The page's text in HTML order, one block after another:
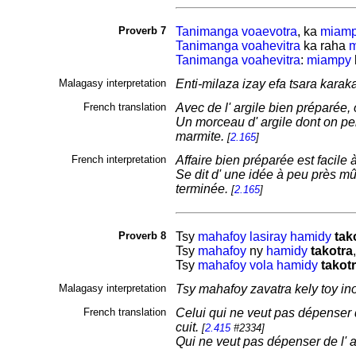
Proverb 7 Tanimanga voaevotra, ka
Tanimanga voahevitra ka raha
Tanimanga voahevitra: miampy
Malagasy interpretation Enti-milaza izay efa tsara
French translation
Avec de l' argile bien
Un morceau d' argile dont on
marmite. [2.165]
French interpretation
Affaire bien préparée est facile
Se dit d' une idée à peu près
terminée. [2.165]
Proverb 8 Tsy mahafoy lasiray hamidy
Tsy mahafoyny hamidy takotra
Tsy mahafoy vola hamidy
Malagasy interpretation Tsy mahafoy zavatra kely toy
French translation
Celui qui ne veut pas
cuit. [2.415#2334]
Qui ne veut pas dépenser de l'